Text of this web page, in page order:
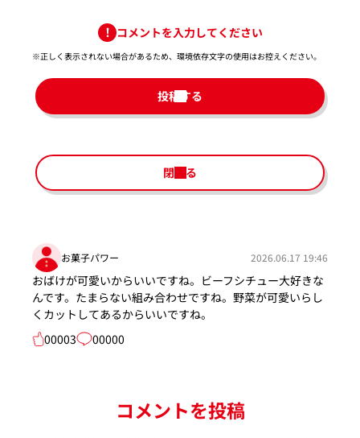
コメントを入力してください
※正しく表示されない場合があるため、環境依存文字の使用はお控えください。​
投稿する
閉じる
お菓子パワー 2026.06.17 19:46
おばけが可愛いからいいですね。ビーフシチュー大好きな
んです。たまらない組み合わせですね。野菜が可愛いらし
くカットしてあるからいいですね。
00003
00000
コメントを投稿